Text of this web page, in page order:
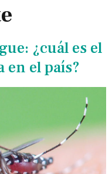
¿cuál es el
en el país?